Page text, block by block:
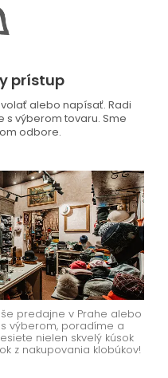
prístup
alebo napísať. Radi
výberom tovaru. Sme
odbore.
predajne v Prahe alebo
výberom, poradíme a
nielen skvelý kúsok
z nakupovania klobúkov!